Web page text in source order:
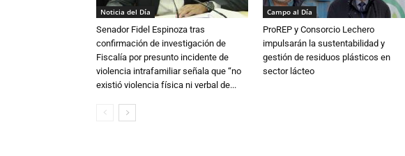
Noticia del Día
Senador Fidel Espinoza tras
confirmación de investigación de
Fiscalía por presunto incidente de
violencia intrafamiliar señala que “no
existió violencia física ni verbal de...
Campo al Día
ProREP y Consorcio Lechero
impulsarán la sustentabilidad y
gestión de residuos plásticos en
sector lácteo